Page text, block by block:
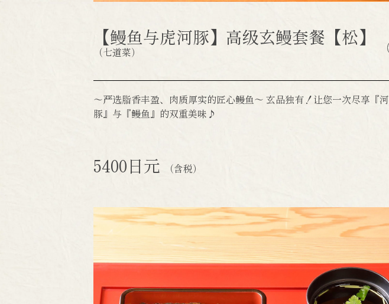
【鳗鱼与虎河豚】高级玄鳗套餐【松】
（七道菜）
～严选脂香丰盈、肉质厚实的匠心鳗鱼～ 玄品独有！让您一次尽享『河
豚』与『鳗鱼』的双重美味♪
5400日元 （含税）